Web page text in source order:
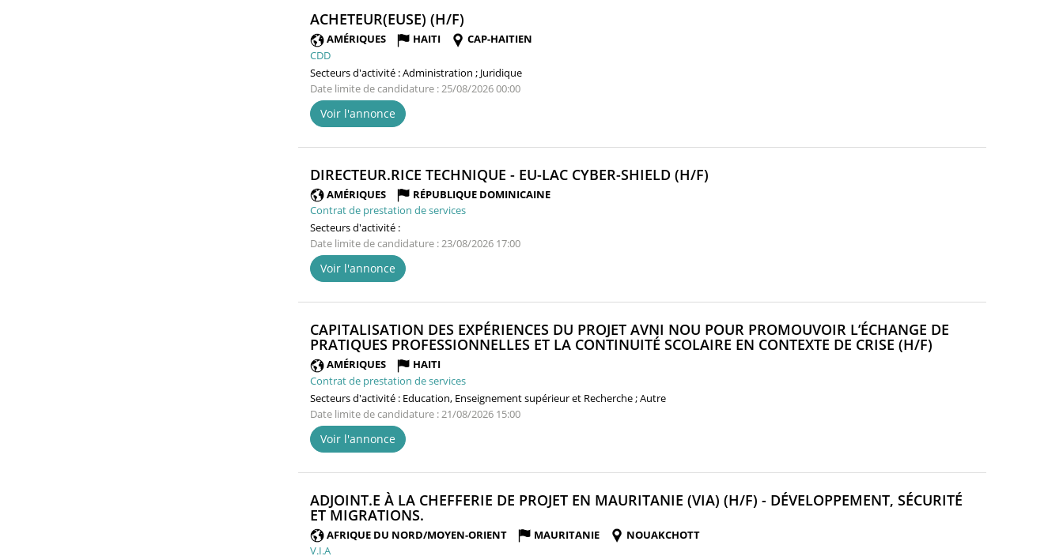
ACHETEUR(EUSE) (H/F)
FENÊTRE)
AMÉRIQUES HAITI
CAP-HAITIEN
CDD
Secteurs d'activité :Administration ; Juridique
Date limite de candidature : 25/08/2026 00:00
Voir l'annonce
DIRECTEUR.RICE TECHNIQUE - EU-LAC CYBER-SHIELD (H/F)
AMÉRIQUES
RÉPUBLIQUE DOMINICAINE
Contrat de prestation de services
Secteurs d'activité :
Date limite de candidature : 23/08/2026 17:00
Voir l'annonce
CAPITALISATION DES EXPÉRIENCES DU PROJET AVNI NOU POUR PROMOUVOIR L’ÉCHANGE DE
PRATIQUES PROFESSIONNELLES ET LA CONTINUITÉ SCOLAIRE EN CONTEXTE DE CRISE (H/F)
AMÉRIQUES
HAITI
Contrat de prestation de services
Secteurs d'activité : Education, Enseignement supérieur et Recherche ; Autre
Date limite de candidature : 21/08/2026 15:00
Voir l'annonce
ADJOINT.E À LA CHEFFERIE DE PROJET EN MAURITANIE (VIA) (H/F) - DÉVELOPPEMENT, SÉCURITÉ
ET MIGRATIONS.
FENÊTRE)
AFRIQUE DU NORD/MOYEN-ORIENT MAURITANIE
NOUAKCHOTT
V.I.A